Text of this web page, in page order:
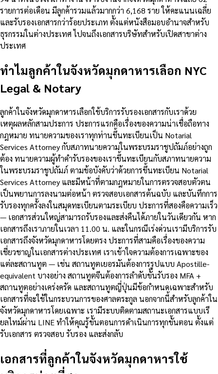
รายการต่อเดือน มีลูกค้ารวมแล้วมากกว่า 6,168 ราย ให้คะแนนเฉลี่ย
และรับรองเอกสารกว่าร้อยประเภท ตั้งแต่หนังสือมอบอำนาจสำหรับ
ธุรกรรมในต่างประเทศ ไปจนถึงเอกสารบริษัทสำหรับเปิดสาขาต่าง
ประเทศ
ทำไมลูกค้าในจังหวัดมุกดาหารเลือก NYC
Legal & Notary
ลูกค้าในจังหวัดมุกดาหารเลือกใช้บริการรับรองเอกสารกับเราด้วย
เหตุผลหลักสามประการ ประการแรกคือเรื่องของความน่าเชื่อถือทาง
กฎหมาย ทนายความของเราทุกท่านขึ้นทะเบียนเป็น Notarial
Services Attorney กับสภาทนายความในพระบรมราชูปถัมภ์อย่างถูก
ต้อง ทนายความผู้ทำคำรับรองของเราขึ้นทะเบียนกับสภาทนายความ
ในพระบรมราชูปถัมภ์ ตามข้อบังคับว่าด้วยการขึ้นทะเบียน Notarial
Services Attorney และมีหน้าที่ตามกฎหมายในการตรวจสอบตัวตน
เป็นพยานการลงนามต่อหน้า ตรวจสอบเอกสารต้นฉบับ และบันทึกการ
รับรองทุกครั้งลงในสมุดทะเบียนตามระเบียบ ประการที่สองคือความเร็ว
— เอกสารส่วนใหญ่สามารถรับรองและส่งคืนได้ภายในวันเดียวกัน หาก
เอกสารถึงเราภายในเวลา 11.00 น. และในกรณีเร่งด่วนเรามีบริการรับ
เอกสารถึงจังหวัดมุกดาหารโดยตรง ประการที่สามคือเรื่องของความ
เชี่ยวชาญในเอกสารต่างประเทศ เราเข้าใจความต้องการเฉพาะของ
แต่ละสถานทูต — เช่น สถานทูตเยอรมันต้องการรูปแบบ Apostille-
equivalent บางอย่าง สถานทูตจีนต้องการลำดับขั้นรับรอง MFA +
สถานทูตอย่างเคร่งครัด และสถานทูตญี่ปุ่นมีข้อกำหนดเฉพาะสำหรับ
เอกสารที่จะใช้ในกระบวนการของศาลตระกูล นอกจากนี้สำหรับลูกค้าใน
จังหวัดมุกดาหารโดยเฉพาะ เรามีระบบติดตามสถานะเอกสารแบบเรี
ยลไทม์ผ่าน LINE ทำให้คุณรู้ขั้นตอนการดำเนินการทุกขั้นตอน ตั้งแต่
รับเอกสาร ตรวจสอบ รับรอง และส่งกลับ
เอกสารที่ลูกค้าในจังหวัดมุกดาหารใช้